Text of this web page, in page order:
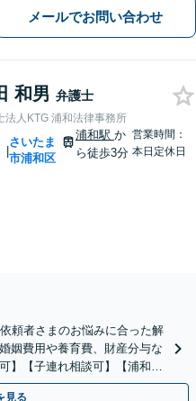
メールでお問い合わせ
和男 弁護士
法人KTG 浦和法律事務所
|
さいたま
市浦和区
浦和駅 か
ら徒歩3分
営業時間：
本日定休日
頼者さまのお悩みに合った解
姻費用や養育費、財産分与な
】【子連れ相談可】【浦和駅
見る